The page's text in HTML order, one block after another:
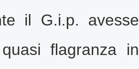
il G.i.p. avesse
flagranza in